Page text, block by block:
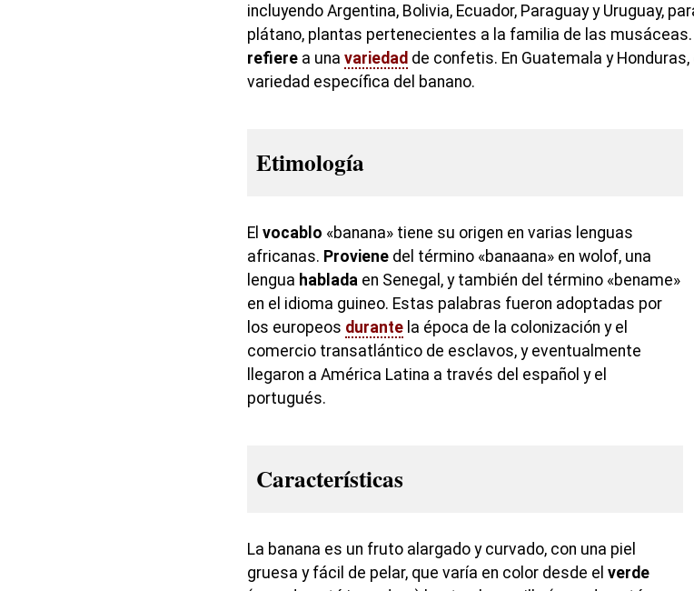
incluyendo Argentina, Bolivia, Ecuador, Paraguay y Uruguay,
plátano, plantas pertenecientes a la familia de las musáceas.
refiere a una variedad de confetis. En Guatemala y
variedad específica del banano.
Etimología
El vocablo «banana» tiene su origen en varias lenguas
africanas. Proviene del término «banaana» en wolof, una
lengua hablada en Senegal, y también del término «bename»
en el idioma guineo. Estas palabras fueron adoptadas por
los europeos durante la época de la colonización y el
comercio transatlántico de esclavos, y eventualmente
llegaron a América Latina a través del español y el
portugués.
Características
La banana es un fruto alargado y curvado, con una piel
gruesa y fácil de pelar, que varía en color desde el verde